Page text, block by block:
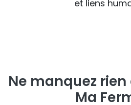
et liens
Ne manquez
Ma